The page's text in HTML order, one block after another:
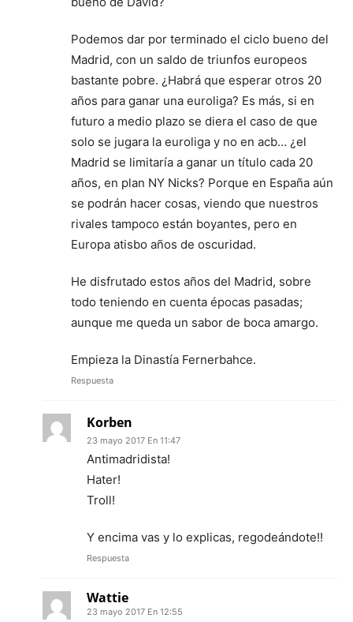
Podemos dar por terminado el ciclo bueno del
Madrid, con un saldo de triunfos europeos
bastante pobre. ¿Habrá que esperar otros 20
años para ganar una euroliga? Es más, si en
futuro a medio plazo se diera el caso de que
solo se jugara la euroliga y no en acb… ¿el
Madrid se limitaría a ganar un título cada 20
años, en plan NY Nicks? Porque en España aún
se podrán hacer cosas, viendo que nuestros
rivales tampoco están boyantes, pero en
Europa atisbo años de oscuridad.
He disfrutado estos años del Madrid, sobre
todo teniendo en cuenta épocas pasadas;
aunque me queda un sabor de boca amargo.
Empieza la Dinastía Fernerbahce.
Respuesta
Korben
23 mayo 2017 En 11:47
Antimadridista!
Hater!
Troll!
Y encima vas y lo explicas, regodeándote!!
Respuesta
Wattie
23 mayo 2017 En 12:55